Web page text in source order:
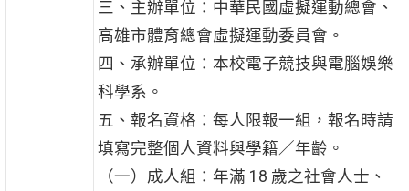
三、主辦單位：中華民國虛擬運動總會、
高雄市體育總會虛擬運動委員會。
四、承辦單位：本校電子競技與電腦娛樂
科學系。
五、報名資格：每人限報一組，報名時請
填寫完整個人資料與學籍／年齡。
（一）成人組：年滿 18 歲之社會人士、